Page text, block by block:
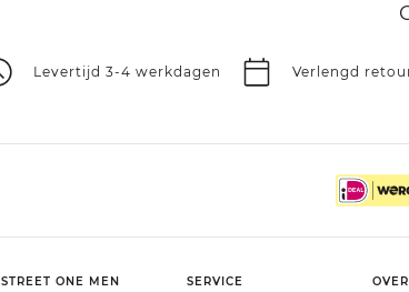
Levertijd 3-4 werkdagen Verlengd
STREET ONE MEN SERVICE